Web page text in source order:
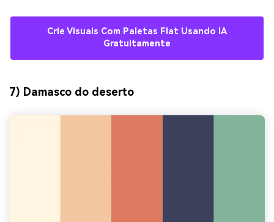
Crie Visuais Com Paletas Flat Usando IA
Gratuitamente
7) Damasco do deserto